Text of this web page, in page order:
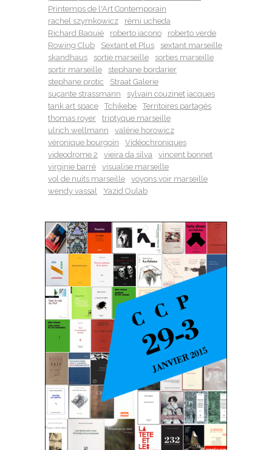
Printemps de l'Art Contemporain
rachel szymkowicz
rémi ucheda
Richard Baquié
roberto iacono
roberto verde
Rowing Club
Sextant et Plus
sextant marseille
skandhaus
sortie marseille
sorties marseille
sortir marseille
stephane bordarier
stephane protic
Straat Galerie
suçante strassmann
sylvain couzinet jacques
tank art space
Tchikebe
Territoires partagés
thomas royer
triptyque marseille
ulrich wellmann
valérie horowicz
véronique bourgoin
Vidéochroniques
videodrome 2
vieira da silva
vincent bonnet
virginie barré
visualise marseille
vol de nuits marseille
voyons voir marseille
wendy vassal
Yazid Oulab